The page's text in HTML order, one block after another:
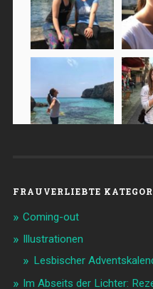
FRAUVERLIEBTE
Coming-out
Illustrationen
Lesbischer
Im Abseits der Lichter: